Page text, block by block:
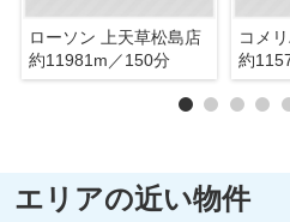
ローソン 上天草松島店
約11981m／150分
約
エリアの近い物件